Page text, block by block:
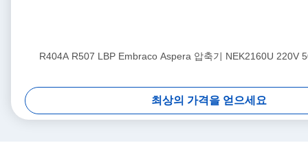
R404A R507 LBP Embraco Aspera 압축기 NEK2160U 220V
최상의 가격을 얻으세요